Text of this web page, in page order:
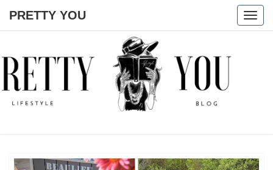
PRETTY YOU
PRETTY